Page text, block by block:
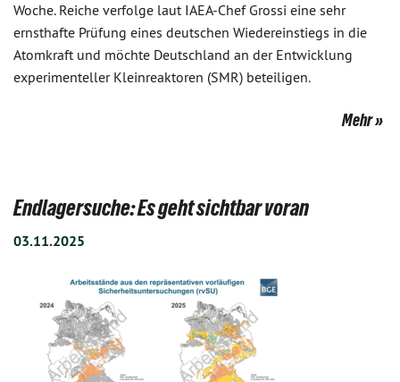
Woche. Reiche verfolge laut IAEA-Chef Grossi eine sehr
ernsthafte Prüfung eines deutschen Wiedereinstiegs in die
Atomkraft und möchte Deutschland an der Entwicklung
experimenteller Kleinreaktoren (SMR) beteiligen.
Mehr
Endlagersuche: Es geht sichtbar voran
03.11.2025